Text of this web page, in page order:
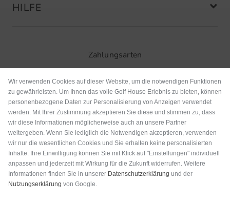
HILFE
Zahlungsarten
Versand
Wir verwenden Cookies auf dieser Website, um die notwendigen Funktionen
zu gewährleisten. Um Ihnen das volle Golf House Erlebnis zu bieten, können
personenbezogene Daten zur Personalisierung von Anzeigen verwendet
werden. Mit Ihrer Zustimmung akzeptieren Sie diese und stimmen zu, dass
wir diese Informationen möglicherweise auch an unsere Partner
weitergeben. Wenn Sie lediglich die Notwendigen akzeptieren, verwenden
wir nur die wesentlichen Cookies und Sie erhalten keine personalisierten
Inhalte. Ihre Einwilligung können Sie mit Klick auf "Einstellungen" individuell
anpassen und jederzeit mit Wirkung für die Zukunft widerrufen. Weitere
Informationen finden Sie in unserer Datenschutzerklärung und der
Nutzungserklärung von Google.